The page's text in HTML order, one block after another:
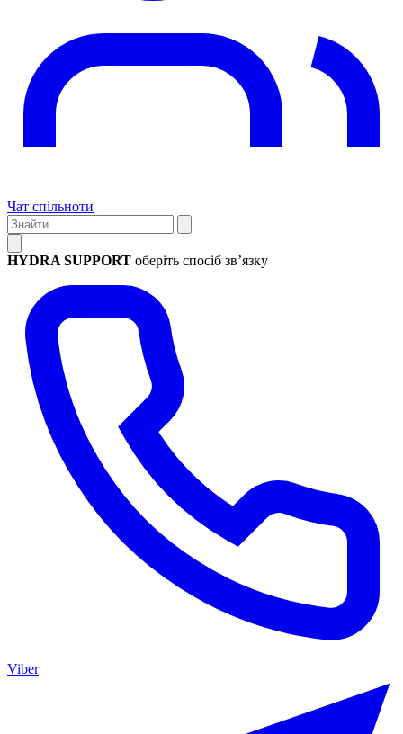
Чат спільноти
HYDRA SUPPORT оберіть спосіб зв’язку
Viber